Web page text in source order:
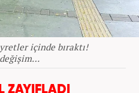
içinde bıraktı!
değişim…
ZAYIFLADI